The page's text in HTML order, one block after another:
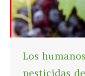
Los
pesticidas